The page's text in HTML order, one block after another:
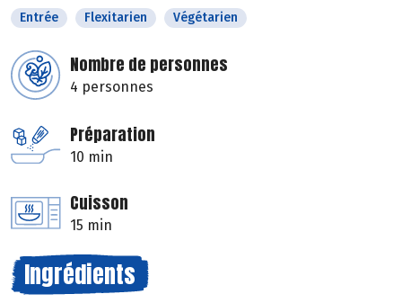
Entrée Flexitarien Végétarien
Nombre de personnes
4 personnes
Préparation
10 min
Cuisson
15 min
Ingrédients